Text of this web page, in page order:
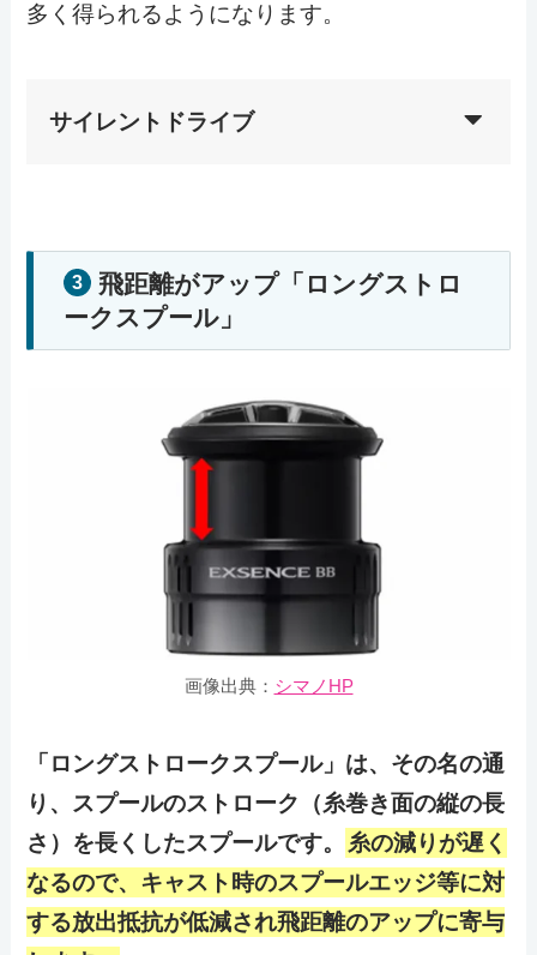
多く得られるようになります。
サイレントドライブ
3
飛距離がアップ「ロングストロ
ークスプール」
画像出典： シマノHP
「ロングストロークスプール」は、その名の通
り、スプールのストローク（糸巻き面の縦の長
さ）を長くしたスプールです。
糸の減りが遅く
なるので、キャスト時のスプールエッジ等に対
する放出抵抗が低減され飛距離のアップに寄与